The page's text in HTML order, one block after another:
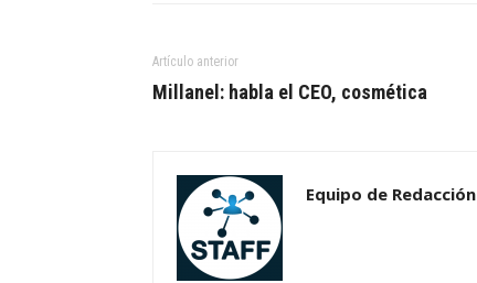
Artículo anterior
Millanel: habla el CEO, cosmética
Equipo de Redacción